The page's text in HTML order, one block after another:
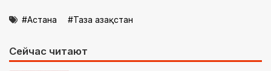
Астана Таза Қазақстан
Сейчас читают